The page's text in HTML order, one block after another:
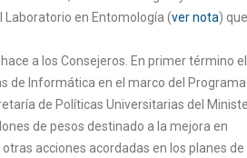
Laboratorio en Entomología (ver nota)
a los Consejeros. En primer término el
de Informática en el marco del
de Políticas Universitarias del
de pesos destinado a la mejora en
acciones acordadas en los planes de